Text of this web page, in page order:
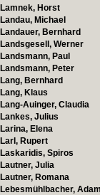
Lamnek, Horst
Landau, Michael
Landauer, Bernhard
Landsgesell, Werner
Landsmann, Paul
Landsmann, Peter
Lang, Bernhard
Lang, Klaus
Lang-Auinger, Claudia
Lankes, Julius
Larina, Elena
Larl, Rupert
Laskaridis, Spiros
Lautner, Julia
Lautner, Romana
Lebesmühlbacher, Adam